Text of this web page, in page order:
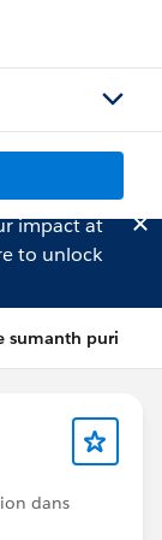
impact at
to unlock
sumanth puri
dans